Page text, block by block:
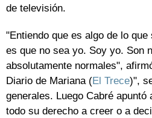
de televisión.
"Entiendo que es algo de lo
es que no sea yo. Soy yo. Son
absolutamente normales",
Diario de Mariana (El Trece)",
generales. Luego Cabré
todo su derecho a creer o a